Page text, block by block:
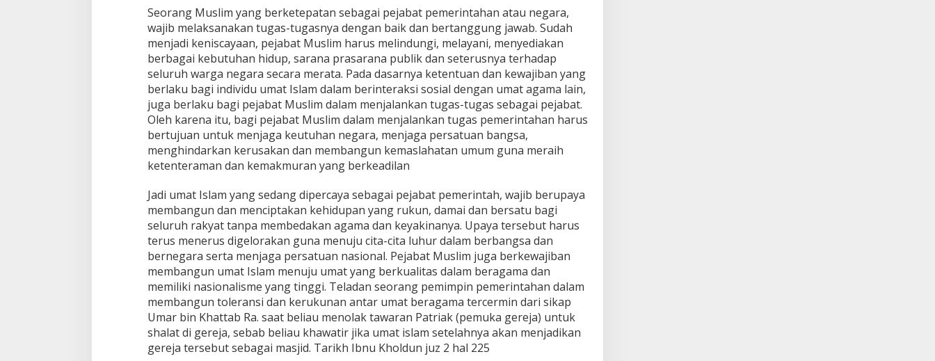
Seorang Muslim yang berketepatan sebagai pejabat pemerintahan atau negara,
wajib melaksanakan tugas-tugasnya dengan baik dan bertanggung jawab. Sudah
menjadi keniscayaan, pejabat Muslim harus melindungi, melayani, menyediakan
berbagai kebutuhan hidup, sarana prasarana publik dan seterusnya terhadap
seluruh warga negara secara merata. Pada dasarnya ketentuan dan kewajiban yang
berlaku bagi individu umat Islam dalam berinteraksi sosial dengan umat agama lain,
juga berlaku bagi pejabat Muslim dalam menjalankan tugas-tugas sebagai pejabat.
Oleh karena itu, bagi pejabat Muslim dalam menjalankan tugas pemerintahan harus
bertujuan untuk menjaga keutuhan negara, menjaga persatuan bangsa,
menghindarkan kerusakan dan membangun kemaslahatan umum guna meraih
ketenteraman dan kemakmuran yang berkeadilan
Jadi umat Islam yang sedang dipercaya sebagai pejabat pemerintah, wajib berupaya
membangun dan menciptakan kehidupan yang rukun, damai dan bersatu bagi
seluruh rakyat tanpa membedakan agama dan keyakinanya. Upaya tersebut harus
terus menerus digelorakan guna menuju cita-cita luhur dalam berbangsa dan
bernegara serta menjaga persatuan nasional. Pejabat Muslim juga berkewajiban
membangun umat Islam menuju umat yang berkualitas dalam beragama dan
memiliki nasionalisme yang tinggi. Teladan seorang pemimpin pemerintahan dalam
membangun toleransi dan kerukunan antar umat beragama tercermin dari sikap
Umar bin Khattab Ra. saat beliau menolak tawaran Patriak (pemuka gereja) untuk
shalat di gereja, sebab beliau khawatir jika umat islam setelahnya akan menjadikan
gereja tersebut sebagai masjid. Tarikh Ibnu Kholdun juz 2 hal 225